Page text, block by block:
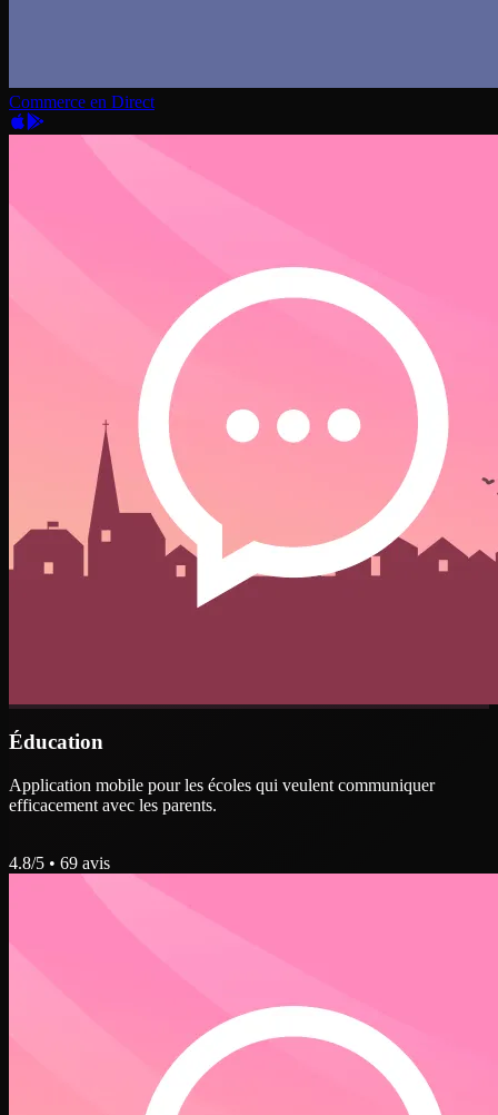
Commerce en Direct
Éducation
Application mobile pour les écoles qui veulent communiquer
efficacement avec les parents.
4.8/5 • 69 avis